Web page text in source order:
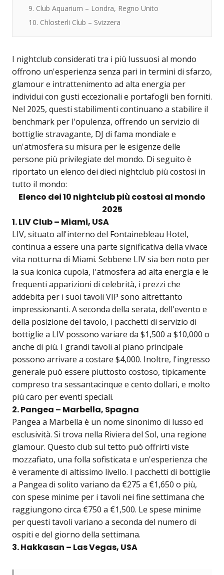
9. Club Aquarium – Londra, Regno Unito
10. Chlosterli Club – Svizzera
I nightclub considerati tra i più lussuosi al mondo
offrono un'esperienza senza pari in termini di sfarzo,
glamour e intrattenimento ad alta energia per
individui con gusti eccezionali e portafogli ben forniti.
Nel 2025, questi stabilimenti continuano a stabilire il
benchmark per l'opulenza, offrendo un servizio di
bottiglie stravagante, DJ di fama mondiale e
un'atmosfera su misura per le esigenze delle
persone più privilegiate del mondo. Di seguito è
riportato un elenco dei dieci nightclub più costosi in
tutto il mondo:
Elenco dei 10 nightclub più costosi al mondo
2025
1. LIV Club – Miami, USA
LIV, situato all'interno del Fontainebleau Hotel,
continua a essere una parte significativa della vivace
vita notturna di Miami. Sebbene LIV sia ben noto per
la sua iconica cupola, l'atmosfera ad alta energia e le
frequenti apparizioni di celebrità, i prezzi che
addebita per i suoi tavoli VIP sono altrettanto
impressionanti. A seconda della serata, dell'evento e
della posizione del tavolo, i pacchetti di servizio di
bottiglie a LIV possono variare da $1,500 a $10,000 o
anche di più. I grandi tavoli al piano principale
possono arrivare a costare $4,000. Inoltre, l'ingresso
generale può essere piuttosto costoso, tipicamente
compreso tra sessantacinque e cento dollari, e molto
più caro per eventi speciali.
2. Pangea – Marbella, Spagna
Pangea a Marbella è un nome sinonimo di lusso ed
esclusività. Si trova nella Riviera del Sol, una regione
glamour. Questo club sul tetto può offrirti viste
mozzafiato, una folla sofisticata e un'esperienza che
è veramente di altissimo livello. I pacchetti di bottiglie
a Pangea di solito variano da €275 a €1,650 o più,
con spese minime per i tavoli nei fine settimana che
raggiungono circa €750 a €1,500. Le spese minime
per questi tavoli variano a seconda del numero di
ospiti e del giorno della settimana.
3. Hakkasan – Las Vegas, USA